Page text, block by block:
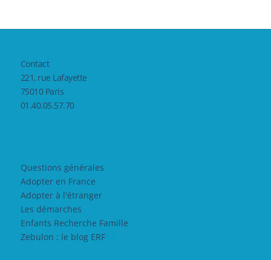
Contact
221, rue Lafayette
75010 Paris
01.40.05.57.70
Questions générales
Adopter en France
Adopter à l'étranger
Les démarches
Enfants Recherche Famille
Zebulon : le blog ERF